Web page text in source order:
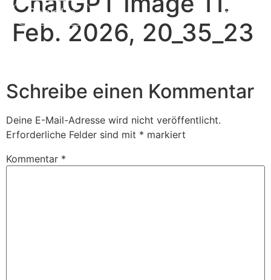
Book Us
Feb. 2026, 20_35_23
Schreibe einen Kommentar
Deine E-Mail-Adresse wird nicht veröffentlicht.
Erforderliche Felder sind mit * markiert
Kommentar *